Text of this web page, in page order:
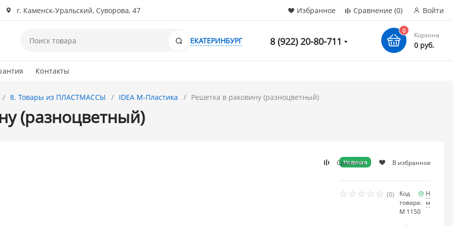
г. Каменск-Уральский, Суворова, 47 Избранное Сравнение (0) Войти
Поиск
ЕКАТЕРИНБУРГ 8 (922) 20-80-711
0
Корзина
0 руб.
Контакты
8. Товары из ПЛАСТМАССЫ IDEA М-Пластика Решетка в раковину (разноцветный)
(разноцветный)
Сравнить В избранное
Новинка
(0)
Код
товара:
М 1150
много